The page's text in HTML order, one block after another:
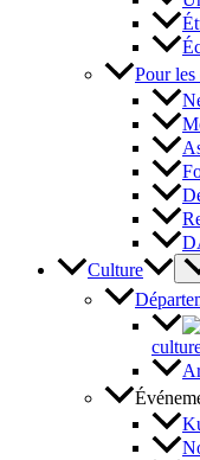
Pour les
Culture